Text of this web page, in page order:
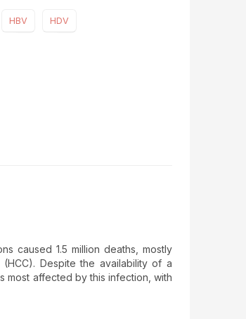
HBV HDV
caused 1.5 million deaths, mostly
Despite the availability of a
most affected by this infection, with